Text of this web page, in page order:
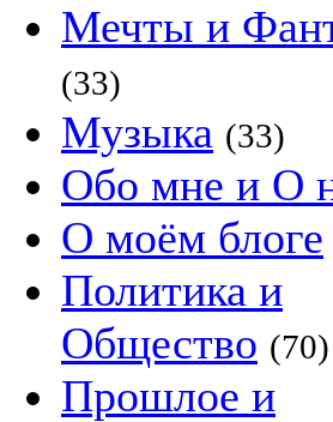
Мечты и
(33)
Музыка (33)
Обо мне и О
О моём блоге
Политика и
Общество (70)
Прошлое и